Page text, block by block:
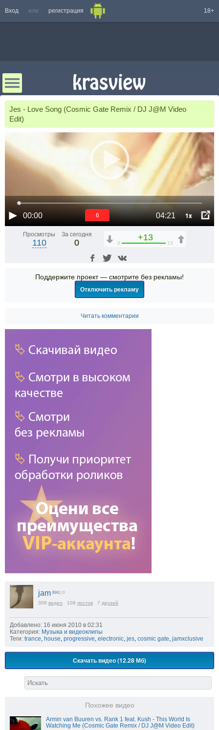
Вход или регистрация 18+
Jes - Love Song (Cosmic Gate Remix / DJ J@M Video
Edit)
00:00 04:21 1x
6
Просмотры
110
За сегодня
0
+13
0 13
Поддержите проект — смотрите без рекламы!
Отключить рекламу
Читать комментарии
jam 3041 | 0
309 видео 108 постов 7 друзей
Добавлено: 16 июня 2010 в 02:31
Категория: Музыка и видеоклипы
Теги: trance, house, progressive, electronic, jes, cosmic gate, jamxclusive
Скачать видео (12.28 Мб)
Похожее видео
Armin van Buuren vs. Rank 1 feat. Kush - This World Is
Watching Me (Cosmic Gate Remix / DJ J@M Video Edit)